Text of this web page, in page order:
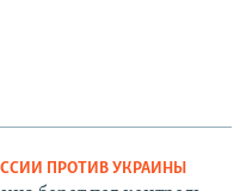
ПРОТИВ УКРАИНЫ